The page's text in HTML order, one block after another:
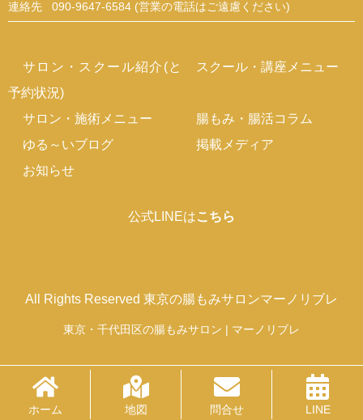
連絡先 090-9647-6584 (営業の電話はご遠慮ください)
サロン・スクール紹介(と
予約状況)
スクール・講座メニュー
サロン・施術メニュー
腸もみ・腸活コラム
ゆる～いブログ
掲載メディア
お知らせ
公式LINEはこちら
All Rights Reserved 東京の腸もみサロンマーノリブレ
東京・千代田区の腸もみサロン | マーノリブレ
ホーム 地図 問合せ LINE